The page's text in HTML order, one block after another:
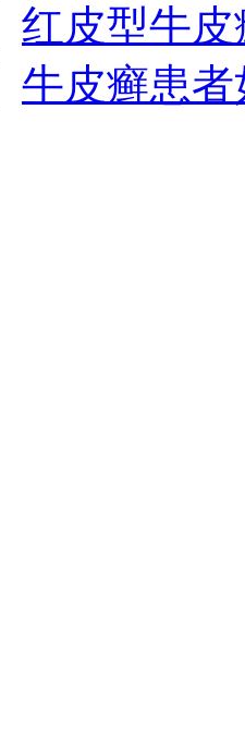
红皮型牛
牛皮癣患